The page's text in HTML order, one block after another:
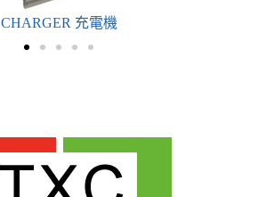
CHARGER 充電機